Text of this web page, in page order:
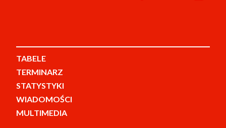
TABELE
TERMINARZ
STATYSTYKI
WIADOMOŚCI
MULTIMEDIA